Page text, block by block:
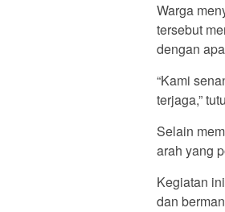
Warga
tersebut
dengan
“Kami
terjaga,”
Selain
arah yang
Kegiatan
dan